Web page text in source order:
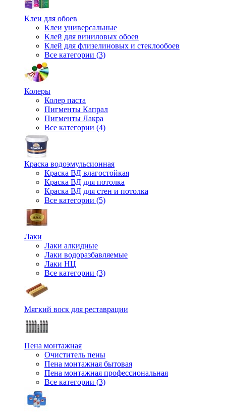
Клеи для обоев
Клеи универсальные
Клей для виниловых обоев
Клей для флизелиновых и стеклообоев
Все категории (3)
Колеры
Колер паста
Пигменты Капрал
Пигменты Лакра
Все категории (4)
Краска водоэмульсионная
Краска ВД влагостойкая
Краска ВД для потолка
Краска ВД для стен и потолка
Все категории (5)
Лаки
Лаки алкидные
Лаки водоразбавляемые
Лаки НЦ
Все категории (3)
Мягкий воск для реставрации
Пена монтажная
Очиститель пены
Пена монтажная бытовая
Пена монтажная профессиональная
Все категории (3)